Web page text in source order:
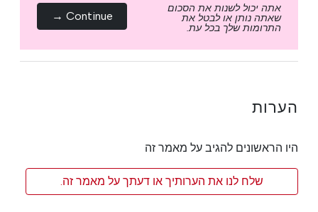
אתה יכול לשנות את הסכום
שאתה נותן או לבטל את
התרומות שלך בכל עת.
Continue →
הערות
היו הראשונים להגיב על מאמר זה
שלח לנו את הערותיך או דעתך על מאמר זה.